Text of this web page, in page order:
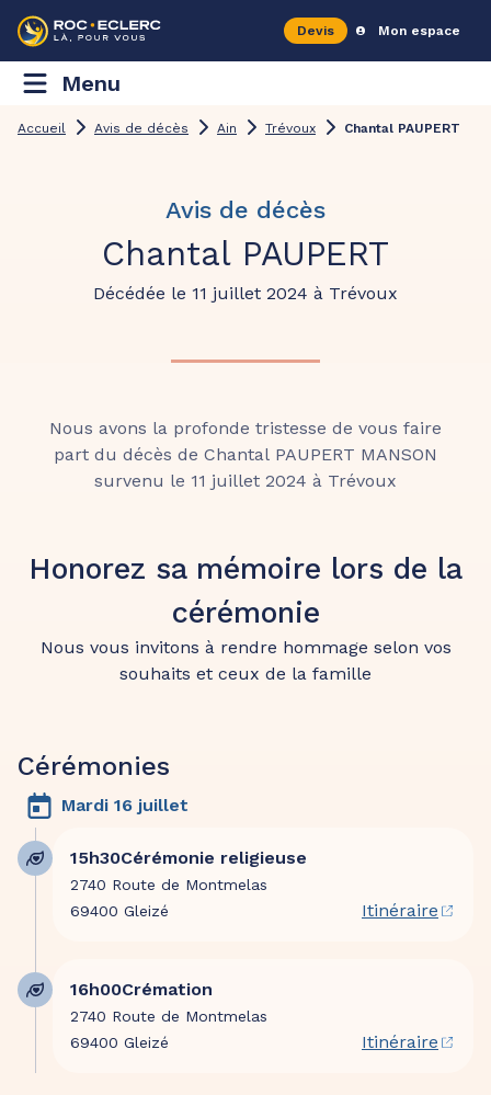
Devis Mon espace
Menu
Accueil Avis de décès Ain Trévoux Chantal PAUPERT
Avis de décès
Chantal PAUPERT
Décédée le 11 juillet 2024 à Trévoux
Nous avons la profonde tristesse de vous faire
part du décès de Chantal PAUPERT MANSON
survenu le 11 juillet 2024 à Trévoux
Honorez sa mémoire lors de la
cérémonie
Nous vous invitons à rendre hommage selon vos
souhaits et ceux de la famille
Cérémonies
Mardi 16 juillet
15h30Cérémonie religieuse
2740 Route de Montmelas
69400 Gleizé
Itinéraire
16h00Crémation
2740 Route de Montmelas
69400 Gleizé
Itinéraire